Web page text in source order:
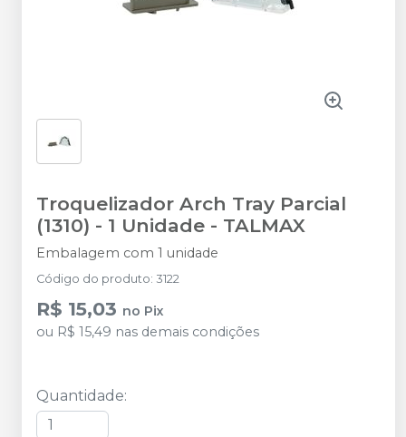
Troquelizador Arch Tray Parcial
(1310) - 1 Unidade - TALMAX
Embalagem com 1 unidade
Código do produto: 3122
R$ 15,03 no Pix
ou R$ 15,49 nas demais condições
Quantidade: